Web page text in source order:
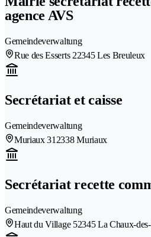
agence AVS
Gemeindeverwaltung
Rue des Esserts 22345 Les Breuleux
Secrétariat et caisse
Gemeindeverwaltung
Muriaux 31 2338 Muriaux
Secrétariat recette
Gemeindeverwaltung
Haut du Village 52345 La Chaux-